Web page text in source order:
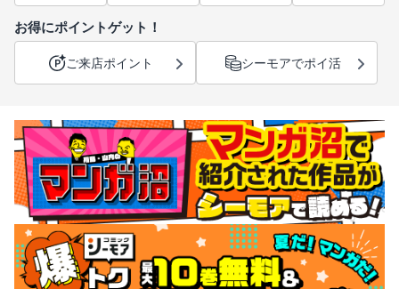
お得にポイントゲット！
ご来店ポイント シーモアでポイ活